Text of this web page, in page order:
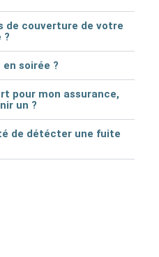
de couverture de votre
?
soirée ?
pour mon assurance,
un ?
de détécter une fuite